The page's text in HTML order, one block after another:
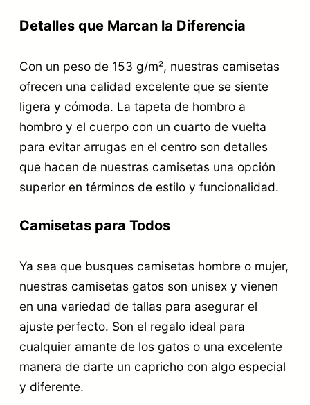
Detalles que Marcan la Diferencia
Con un peso de 153 g/m², nuestras camisetas
ofrecen una calidad excelente que se siente
ligera y cómoda. La tapeta de hombro a
hombro y el cuerpo con un cuarto de vuelta
para evitar arrugas en el centro son detalles
que hacen de nuestras camisetas una opción
superior en términos de estilo y funcionalidad.
Camisetas para Todos
Ya sea que busques camisetas hombre o mujer,
nuestras camisetas gatos son unisex y vienen
en una variedad de tallas para asegurar el
ajuste perfecto. Son el regalo ideal para
cualquier amante de los gatos o una excelente
manera de darte un capricho con algo especial
y diferente.